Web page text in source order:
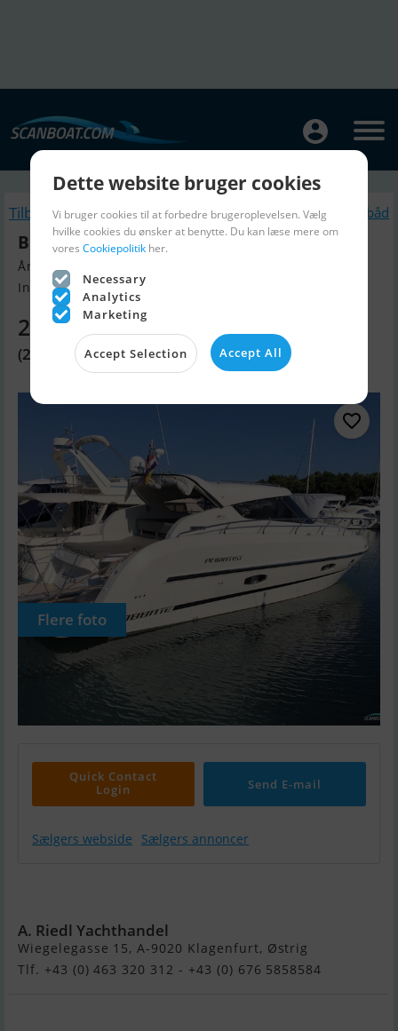
Tilbage Lignende Motorbåd
Bruno Abbate Primatist B41
Årgang 2012, Motorbåd til salg
Info Boote Riedl Novigrad, Kroa...
2.008.120 DKK
(269.000 EUR)
Flere foto
Quick Contact
Login
Send E-mail
Sælgers webside Sælgers annoncer
A. Riedl Yachthandel
Wiegelegasse 15, A-9020 Klagenfurt, Østrig
Tlf. +43 (0) 463 320 312 - +43 (0) 676 5858584
Dette website bruger cookies
Vi bruger cookies til at forbedre brugeroplevelsen. Vælg
hvilke cookies du ønsker at benytte. Du kan læse mere om
vores Cookiepolitik her.
Necessary
Analytics
Marketing
Accept Selection Accept All